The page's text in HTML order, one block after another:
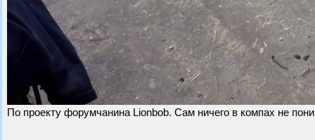
По проекту форумчанина Lionbob. Сам ничего в компах не